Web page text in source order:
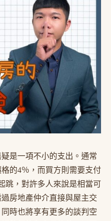
是一項不小的支出。通常
的4％，而買方則需要支付
跳，對許多人來說是相當可
房地產仲介直接與屋主交
時也將享有更多的談判空